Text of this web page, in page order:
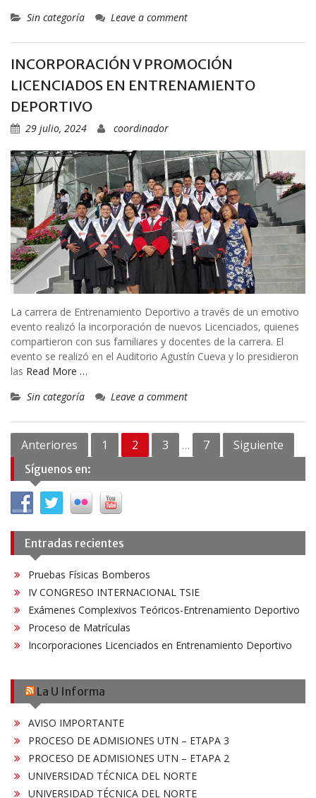
Sin categoría
Leave a comment
INCORPORACIÓN V PROMOCIÓN
LICENCIADOS EN ENTRENAMIENTO
DEPORTIVO
29 julio, 2024 coordinador
La carrera de Entrenamiento Deportivo a través de un emotivo
evento realizó la incorporación de nuevos Licenciados, quienes
compartieron con sus familiares y docentes de la carrera. El
evento se realizó en el Auditorio Agustín Cueva y lo presidieron
las Read More …
Sin categoría
Leave a comment
Navegación
de
entradas
Anteriores 1 2 3 … 7 Siguiente
Síguenos en:
Entradas recientes
Pruebas Físicas Bomberos
IV CONGRESO INTERNACIONAL TSIE
Exámenes Complexivos Teóricos-Entrenamiento Deportivo
Proceso de Matrículas
Incorporaciones Licenciados en Entrenamiento Deportivo
La U Informa
AVISO IMPORTANTE
PROCESO DE ADMISIONES UTN – ETAPA 3
PROCESO DE ADMISIONES UTN – ETAPA 2
UNIVERSIDAD TÉCNICA DEL NORTE
UNIVERSIDAD TÉCNICA DEL NORTE